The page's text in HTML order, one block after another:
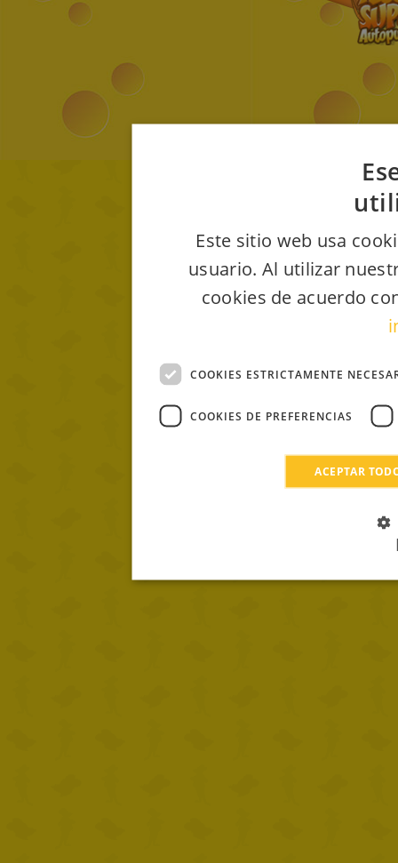
Este sitio web usa
usuario. Al utilizar
cookies de acuerdo
COOKIES ESTRICTAMENTE
COOKIES DE PREFERENCIAS
ACEPTAR